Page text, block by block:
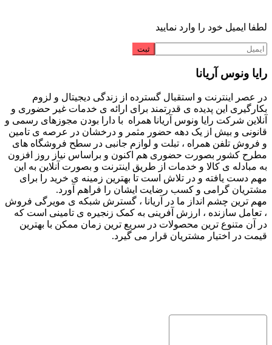
لطفا ایمیل خود را وارد نمایید
رایا ونوس آریانا
در عصر اینترنت و استقبال گسترده از زندگی دیجیتال و لزوم
بکارگیری این پدیده ی قدرتمند برای ارائه ی خدمات غیر حضوری و
آنلاین شرکت رایا ونوس آریانا همراه با دارا بودن مجوزهای رسمی و
قانونی و بیش از یک دهه حضور مثمر و درخشان در عرصه ی تامین
و فروش تلفن همراه ، تبلت و لوازم جانبی در سطح فروشگاه های
مطرح کشور بصورت حضوری هم اکنون و براساس نیاز روز افزون
به مبادله ی کالا و خدمات از طریق اینترنت و بصورت آنلاین به این
مهم دست یافته و در تلاش است تا بهترین زمینه ی خرید را برای
مشتریان گرامی و کسب رضایت ایشان را فراهم آورد.
مهم ترین چشم انداز ما در آریانا ، گسترش شبکه ی مویرگی فروش
، تعامل سازنده ، ارزش آفرینی به کمک زنجیره ی تامینی است که
در آن متنوع ترین محصولات در سریع ترین زمان ممکن با بهترین
قیمت در اختیار مشتریان قرار می گیرد.